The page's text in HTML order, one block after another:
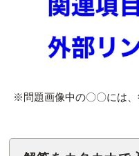
※問題画像中の〇〇には、